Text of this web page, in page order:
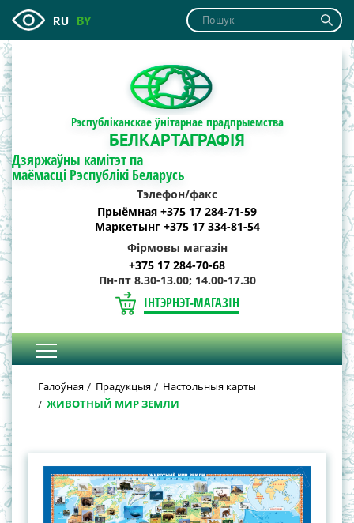
RU BY
Рэспубліканскае ўнітарнае прадпрыемства
БЕЛКАРТАГРАФІЯ
Дзяржаўны камітэт па
маёмасці Рэспублікі Беларусь
Тэлефон/факс
Прыёмная +375 17 284-71-59
Маркетынг +375 17 334-81-54
Фірмовы магазін
+375 17 284-70-68
Пн-пт 8.30-13.00; 14.00-17.30
ІНТЭРНЭТ-МАГАЗІН
Галоўная Прадукцыя
Настольныя карты
ЖИВОТНЫЙ МИР ЗЕМЛИ